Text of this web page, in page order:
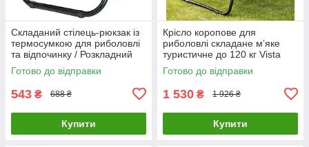
Складаний стілець-рюкзак із
термосумкою для риболовлі
та відпочинку / Розкладний
рибальський стільчик 227 С
Готово до відправки
543 ₴ 688 ₴
Купити
Крісло коропове для
риболовлі складане м’яке
туристичне до 120 кг Vista
Lux
Готово до відправки
1 530 ₴ 1 926 ₴
Купити